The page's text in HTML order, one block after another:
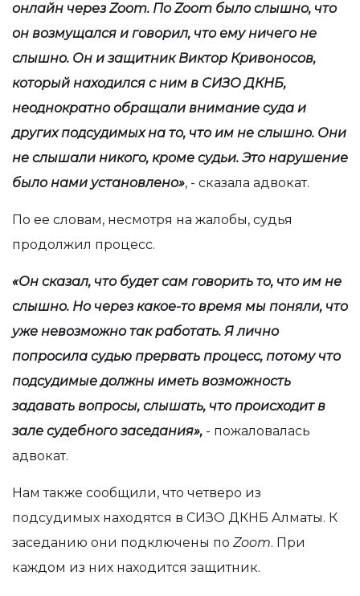
онлайн черезZoom. ПоZoom было слышно, что
он возмущался и говорил, что ему ничего не
слышно. Он и защитник Виктор Кривоносов,
который находился с ним в СИЗО ДКНБ,
неоднократно обращали внимание суда и
других подсудимых на то, что им не слышно. Они
не слышали никого, кроме судьи. Это нарушение
было нами установлено», - сказала адвокат.
По ее словам, несмотря на жалобы, судья
продолжил процесс.
«Он сказал, что будет сам говорить то, что им не
слышно. Но через какое-то время мы поняли, что
уже невозможно так работать. Я лично
попросила судью прервать процесс, потому что
подсудимые должны иметь возможность
задавать вопросы, слышать, что происходит в
зале судебного заседания», - пожаловалась
адвокат.
Нам также сообщили, что четверо из
подсудимых находятся в СИЗО ДКНБ Алматы. К
заседанию они подключены по Zoom. При
каждом из них находится защитник.